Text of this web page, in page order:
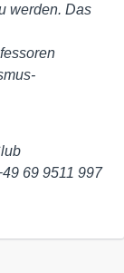
werden. Das
69 9511 997